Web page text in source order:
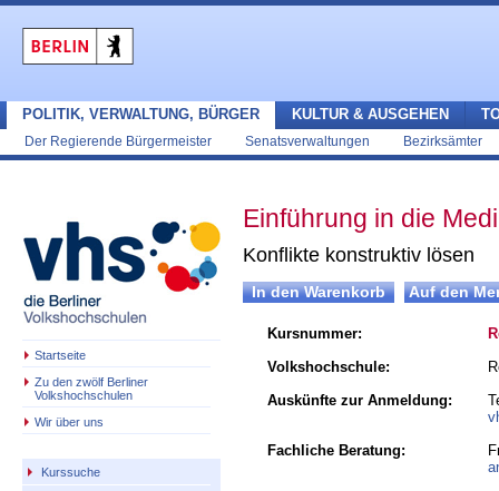
POLITIK, VERWALTUNG, BÜRGER
Der Regierende Bürgermeister Senatsverwaltungen Bezirksämter
KULTUR & AUSGEHEN
Startseite
Zu den zwölf Berliner
Volkshochschulen
Wir über uns
Kurssuche
Einführung in die
Konflikte konstruktiv lösen
Kursnummer:
Volkshochschule:
Auskünfte zur Anmeldung:
Fachliche Beratung: